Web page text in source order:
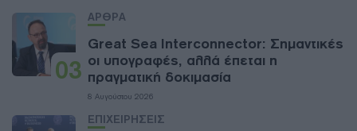
03
ΑΡΘΡΑ
Great Sea Interconnector: Σημαντικές
οι υπογραφές, αλλά έπεται η
πραγματική δοκιμασία
8 Αυγούστου 2026
ΕΠΙΧΕΙΡΗΣΕΙΣ